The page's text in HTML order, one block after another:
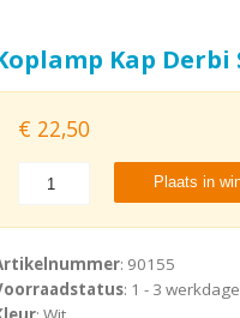
Kap
€ 22,50
Plaats in
: 90155
: 1 - 3